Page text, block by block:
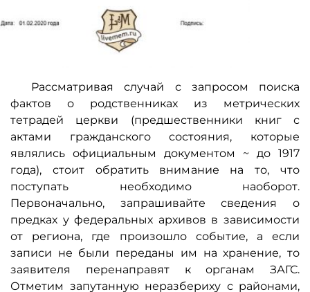
Рассматривая случай с запросом поиска
фактов о родственниках из метрических
тетрадей церкви (предшественники книг с
актами гражданского состояния, которые
являлись официальным документом ~ до 1917
года), стоит обратить внимание на то, что
поступать необходимо наоборот.
Первоначально, запрашивайте сведения о
предках у федеральных архивов в зависимости
от региона, где произошло событие, а если
записи не были переданы им на хранение, то
заявителя перенаправят к органам ЗАГС.
Отметим запутанную неразбериху с районами,